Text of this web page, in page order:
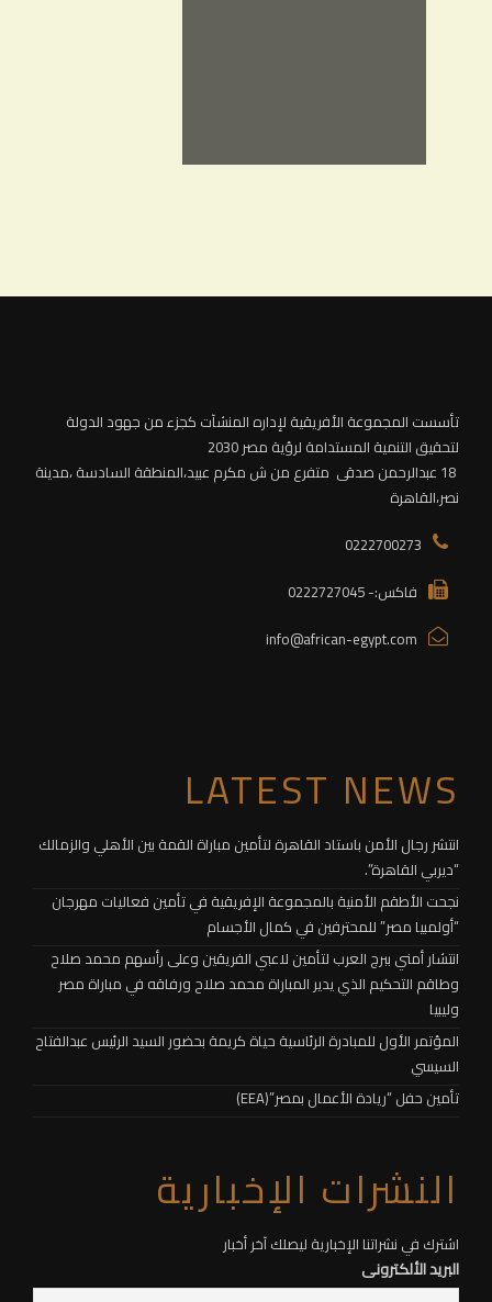
تأسست المجموعة الأفريقية لإداره المنشآت كجزء من جهود الدولة
لتحقيق التنمية المستدامة لرؤية مصر 2030
المنطقة السادسة،مدينة
نصر،القاهرة
0222700273
فاكس:- 0222727045
info@african-egypt.com
LATEST NEWS
انتشر رجال الأمن باستاد القاهرة لتأمين مباراة القمة بين الأهلي والزمالك
“ديربي القاهرة”.
نجحت الأطقم الأمنية بالمجموعة الإفريقية في تأمين فعاليات مهرجان
“أولمبيا مصر” للمحترفين في كمال الأجسام
انتشار أمني ببرج العرب لتأمين لاعبي الفريقين وعلى رأسهم محمد صلاح
وطاقم التحكيم الذي يدير المباراة محمد صلاح ورفاقه في مباراة مصر
وليبيا
المؤتمر الأول للمبادرة الرئاسية حياة كريمة بحضور السيد الرئيس عبدالفتاح
السيسي
تأمين حفل “ريادة الأعمال بمصر”(EEA)
النشرات الإخبارية
اشترك في نشراتنا الإخبارية ليصلك آخر أخبار
البريد الألكترونى